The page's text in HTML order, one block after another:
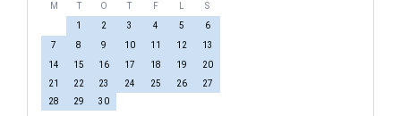
M T O T F L
S
1
2 3 4 5
6
7
8 9 10 11 12
13
14
15 16 17 18 19
20
21
22 23 24 25 26
27
28
29 30